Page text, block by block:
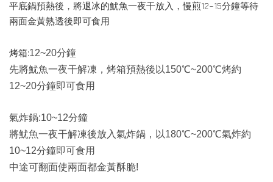
平底鍋預熱後，將退冰的魷魚一夜干放入，慢煎12~15分鐘等待
兩面金黃熟透後即可食用
烤箱:12~20分鐘
先將魷魚一夜干解凍，烤箱預熱後以150℃~200℃烤約
12~20分鐘即可食用
氣炸鍋:10~12分鐘
將魷魚一夜干解凍後放入氣炸鍋，以180℃~200℃氣炸約
10~12分鐘即可食用
中途可翻面使兩面都金黃酥脆!